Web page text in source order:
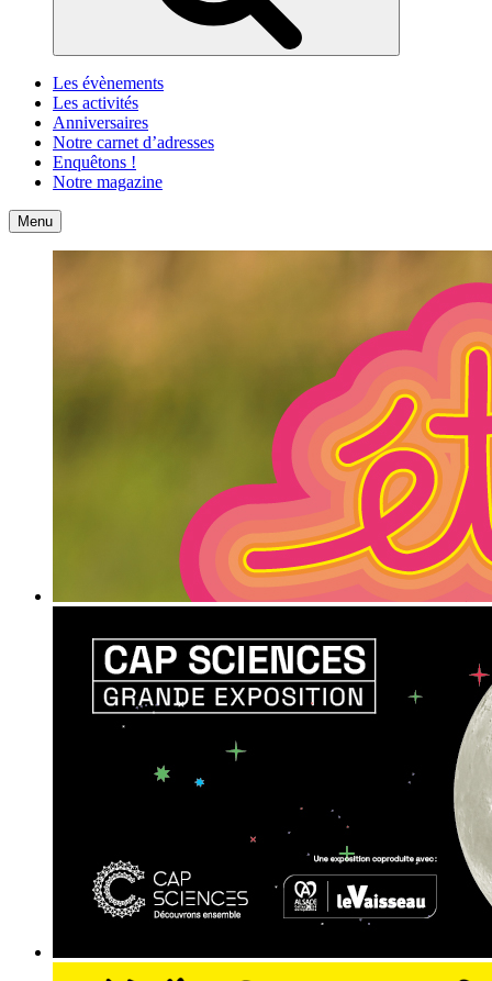
Les évènements
Les activités
Anniversaires
Notre carnet d’adresses
Enquêtons !
Notre magazine
Accueil
Menu Contact